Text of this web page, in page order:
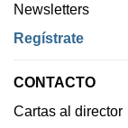
Newsletters
Regístrate
CONTACTO
Cartas al director